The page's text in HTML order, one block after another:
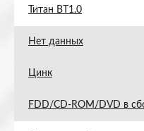
Титан ВТ1.0
Нет данных
Цинк
FDD/CD-ROM/DVD в